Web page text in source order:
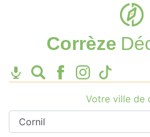
Corrèze
Votre ville de